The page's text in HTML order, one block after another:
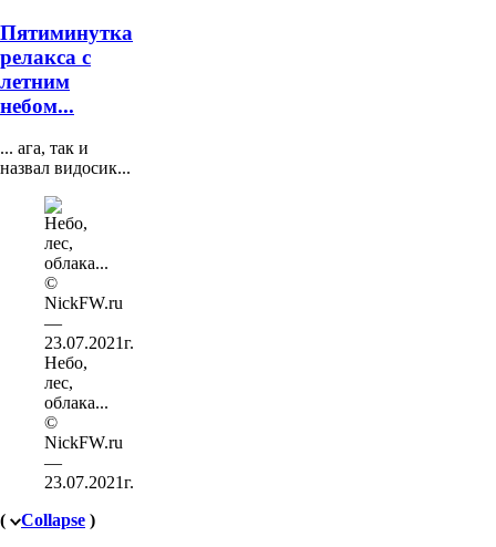
Пятиминутка
релакса с
летним
небом...
... ага, так и
назвал видосик...
Небо,
лес,
облака...
©
NickFW.ru
—
23.07.2021г.
(
Collapse )